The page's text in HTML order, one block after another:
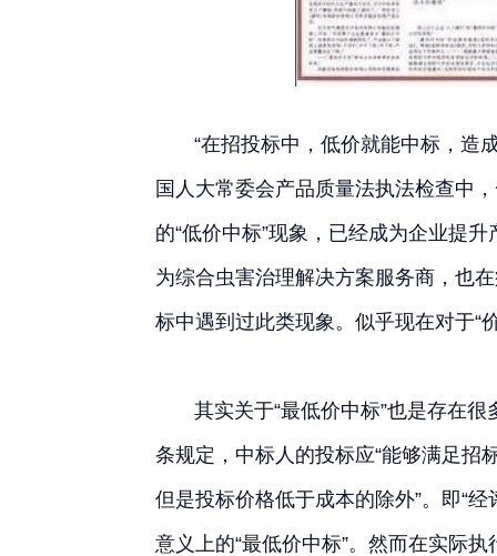
“在招投标中，低价就能中标，造成
国人大常委会产品质量法执法检查中
的“低价中标”现象，已经成为企业提
为综合虫害治理解决方案服务商，也
标中遇到过此类现象。似乎现在对于“
其实关于“最低价中标”也是存在很
条规定，中标人的投标应“能够满足招
但是投标价格低于成本的除外”。即“
意义上的“最低价中标”。然而在实际